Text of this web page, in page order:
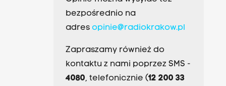
bezpośrednio na
adres opinie@radiokrakow.pl
Zapraszamy również do
kontaktu z nami poprzez SMS -
4080, telefonicznie (12 200 33